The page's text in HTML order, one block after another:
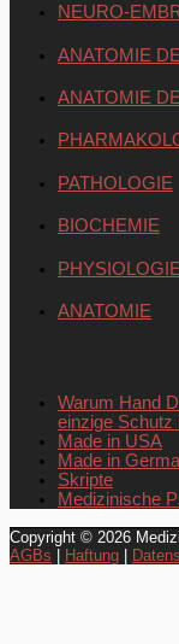
NEURO-
ANATOMIE
ANATOMIE
PATHOLOGIE
BIOCHEMIE
PHYSIOLOGIE
ANATOMIE
Warum Hand
einzige Schutz
Made in USA
Made in
Skripte
Medizinische
Copyright © 2026
AGBs | Haftung |